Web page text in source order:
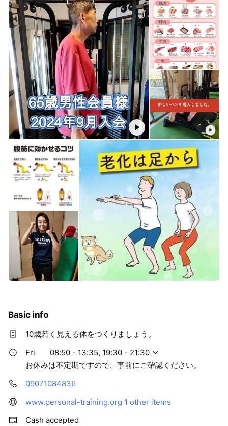
定期的な運動は筋力と柔軟性を向上させ、
関節や筋肉の負荷を軽減します。これにより、関節痛や筋
肉痛の予防と改善が図れます。
3.血行促進:
運動により血行が促進され、酸素と栄養が効率的に供給さ
れることで、組織の回復が早まり、痛みの軽減に寄与しま
す。
4.エンドルフィンの分泌:
運動は脳内のエンドルフィンの分泌を促し、
自然な鎮痛効果をもたらします。
.
エンドルフィンは
鎮痛、鎮静作用のある
脳内神経伝達物質で、痛みを和らげます。
5.ストレスの軽減:
運動はストレスを軽減し、精神的な健康を向上させること
が知られています。
ストレスは痛みを悪化させる要因の一つであり、ストレス
管理は痛みの軽減に重要です。
6.姿勢改善とバランス向上:
これにより、特定の部位への過度な負荷が軽減され、痛み
の予防と改善に役立ちます。
7.生活の質の向上:
運動療法により、日常生活での動作がスムーズになり、生
痛みが軽減されることで、
日常生活の活動範囲が広がり、
健康的な生活を送ることができます。
Basic info
10歳若く見える体をつくりましょう。
Fri
08:50 - 13:35, 19:30 - 21:30
お休みは不定期ですので、事前にご確認ください。
09071084836
www.personal-training.org 1 other items
Cash accepted